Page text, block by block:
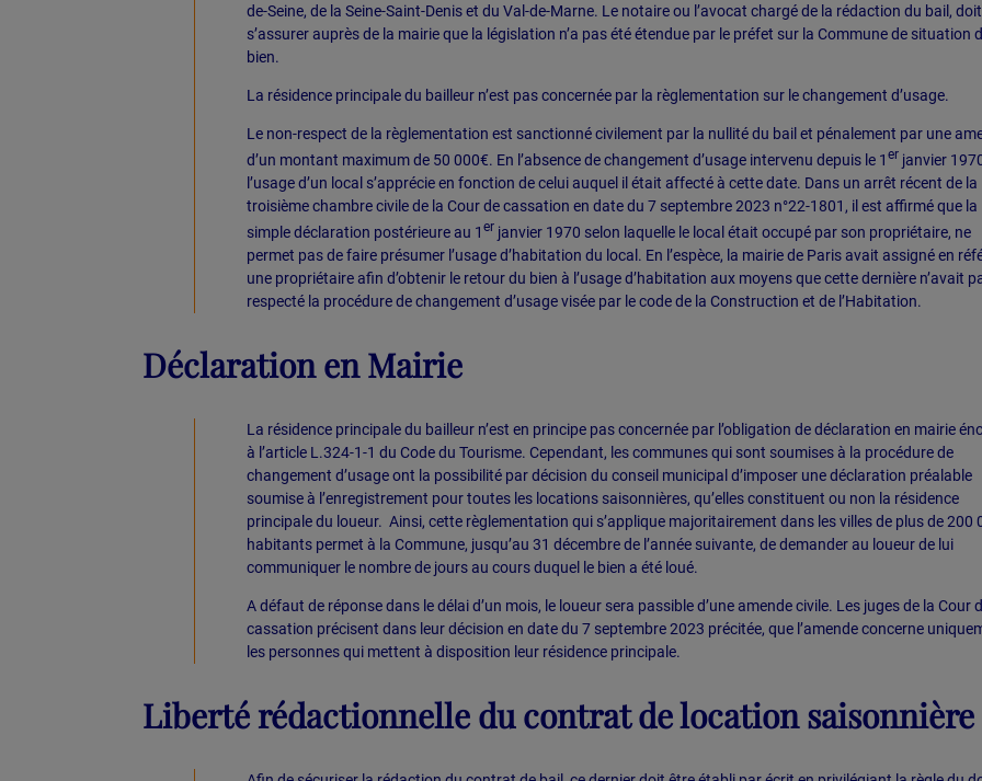
de-Seine, de la Seine-Saint-Denis et du Val-de-Marne. Le notaire ou l’avocat chargé de la rédaction du bail, doit
s’assurer auprès de la mairie que la législation n’a pas été étendue par le préfet sur la Commune de situation
bien.
La résidence principale du bailleur n’est pas concernée par la règlementation sur le changement d’usage.
Le non-respect de la règlementation est sanctionné civilement par la nullité du bail et pénalement par une
d’un montant maximum de 50 000€. En l’absence de changement d’usage intervenu depuis le 1 er janvier
l’usage d’un local s’apprécie en fonction de celui auquel il était affecté à cette date. Dans un arrêt récent de la
troisième chambre civile de la Cour de cassation en date du 7 septembre 2023 n°22-1801, il est affirmé que la
simple déclaration postérieure au 1 er janvier 1970 selon laquelle le local était occupé par son propriétaire, ne
permet pas de faire présumer l’usage d’habitation du local. En l’espèce, la mairie de Paris avait assigné en
une propriétaire afin d’obtenir le retour du bien à l’usage d’habitation aux moyens que cette dernière n’avait
respecté la procédure de changement d’usage visée par le code de la Construction et de l’Habitation.
Déclaration en Mairie
La résidence principale du bailleur n’est en principe pas concernée par l’obligation de déclaration en mairie
à l’article L.324-1-1 du Code du Tourisme. Cependant, les communes qui sont soumises à la procédure de
changement d’usage ont la possibilité par décision du conseil municipal d’imposer une déclaration préalable
soumise à l’enregistrement pour toutes les locations saisonnières, qu’elles constituent ou non la résidence
principale du loueur. Ainsi, cette règlementation qui s’applique majoritairement dans les villes de plus de 200
habitants permet à la Commune, jusqu’au 31 décembre de l’année suivante, de demander au loueur de lui
communiquer le nombre de jours au cours duquel le bien a été loué.
A défaut de réponse dans le délai d’un mois, le loueur sera passible d’une amende civile. Les juges de la Cour
cassation précisent dans leur décision en date du 7 septembre 2023 précitée, que l’amende concerne
les personnes qui mettent à disposition leur résidence principale.
Liberté rédactionnelle du contrat de location saisonnière